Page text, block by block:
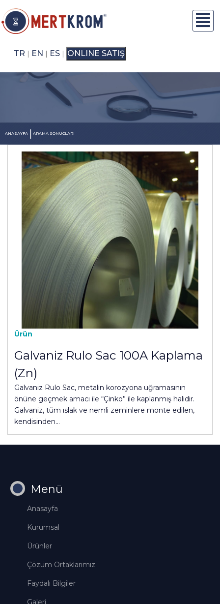
TR | EN | ES | ONLINE SATIŞ
ANASAYFA | ARAMA SONUÇLARI
Ürün
Galvaniz Rulo Sac 100A Kaplama
(Zn)
Galvaniz Rulo Sac, metalin korozyona uğramasının
önüne geçmek amacı ile “Çinko” ile kaplanmış halidir.
Galvaniz, tüm ıslak ve nemli zeminlere monte edilen,
kendisinden…
Menü
Anasayfa
Kurumsal
Ürünler
Çözüm Ortaklarımız
Faydalı Bilgiler
Galeri